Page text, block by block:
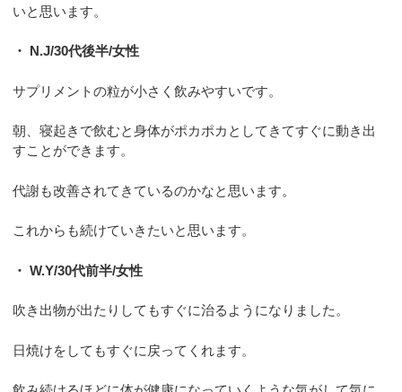
いと思います。
・ N.J/30代後半/女性
サプリメントの粒が小さく飲みやすいです。
朝、寝起きで飲むと身体がポカポカとしてきてすぐに動き出
すことができます。
代謝も改善されてきているのかなと思います。
これからも続けていきたいと思います。
・ W.Y/30代前半/女性
吹き出物が出たりしてもすぐに治るようになりました。
日焼けをしてもすぐに戻ってくれます。